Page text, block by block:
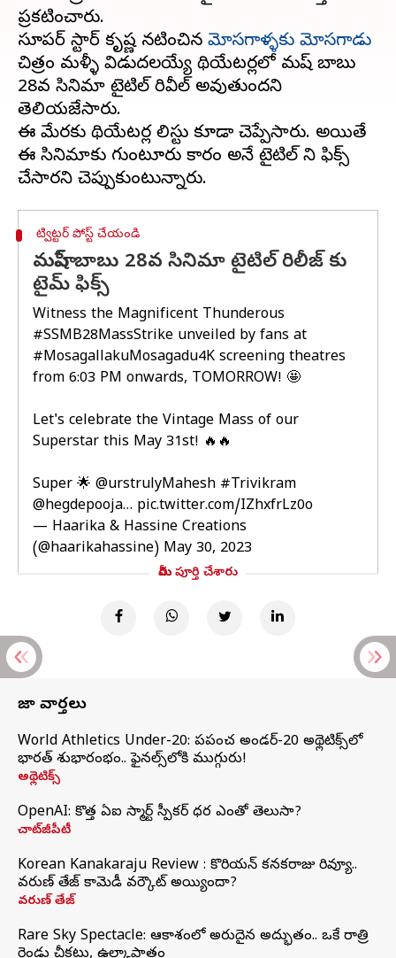
ప్రకటించారు.
సూపర్ స్టార్ కృష్ణ నటించిన మోసగాళ్ళకు మోసగాడు
చిత్రం మళ్ళీ విడుదలయ్యే థియేటర్లలో మహేష్ బాబు
28వ సినిమా టైటిల్ రివీల్ అవుతుందని
తెలియజేసారు.
ఈ మేరకు థియేటర్ల లిస్టు కూడా చెప్పేసారు. అయితే
ఈ సినిమాకు గుంటూరు కారం అనే టైటిల్ ని ఫిక్స్
ట్విట్టర్ పోస్ట్ చేయండి
మహేష్ బాబు 28వ సినిమా టైటిల్ రిలీజ్ కు
టైమ్ ఫిక్స్
Witness the Magnificent Thunderous
#SSMB28MassStrike unveiled by fans at
#MosagallakuMosagadu4K screening theatres
from 6:03 PM onwards, TOMORROW! 🤩
Let's celebrate the Vintage Mass of our
Superstar this May 31st! 🔥🔥
Super 🌟 @urstrulyMahesh #Trivikram
@hegdepooja… pic.twitter.com/IZhxfrLz0o
— Haarika & Hassine Creations
(@haarikahassine) May 30, 2023
మీరు పూర్తి చేశారు
తాజా వార్తలు
World Athletics Under-20: ప్రపంచ అండర్-20 అథ్లెటిక్స్‌లో
భారత్‌ శుభారంభం.. ఫైనల్స్‌లోకి ముగ్గురు!
అథ్లెటిక్స్
OpenAI: కొత్త ఏఐ స్మార్ట్ స్పీకర్ ధర ఎంతో తెలుసా?
చాట్‌జీపీటీ
Korean Kanakaraju Review : కొరియన్ కనకరాజు రివ్యూ..
వరుణ్ తేజ్ కామెడీ వర్కౌట్ అయ్యిందా?
వరుణ్ తేజ్
Rare Sky Spectacle: ఆకాశంలో అరుదైన అద్భుతం.. ఒకే రాత్రి